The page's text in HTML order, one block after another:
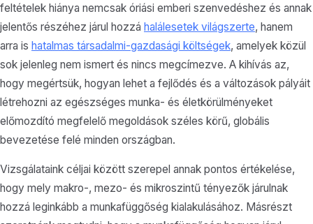
feltételek hiánya nemcsak óriási emberi szenvedéshez és annak
jelentős részéhez járul hozzá halálesetek világszerte, hanem
arra is hatalmas társadalmi-gazdasági költségek, amelyek közül
sok jelenleg nem ismert és nincs megcímezve. A kihívás az,
hogy megértsük, hogyan lehet a fejlődés és a változások pályáit
létrehozni az egészséges munka- és életkörülményeket
előmozdító megfelelő megoldások széles körű, globális
bevezetése felé minden országban.
Vizsgálataink céljai között szerepel annak pontos értékelése,
hogy mely makro-, mezo- és mikroszintű tényezők járulnak
hozzá leginkább a munkafüggőség kialakulásához. Másrészt